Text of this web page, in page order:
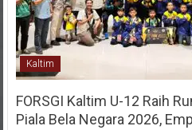
Kaltim
FORSGI Kaltim U-12 Raih
Piala Bela Negara 2026,
Program Pembinaan